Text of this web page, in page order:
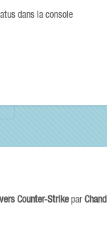
dans la console
Counter-Strikepar